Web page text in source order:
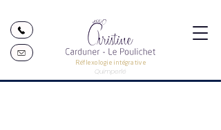
Réflexologie intégrative
Quimperlé